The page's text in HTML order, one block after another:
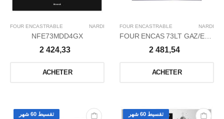
FOUR ENCASTRABLE NARDI
NFE73MDD4GX
2 424,33
ACHETER
FOUR ENCASTRABLE NARDI
2 481,54
ACHETER
تقسيط 60 شهر تقسيط 60 شهر